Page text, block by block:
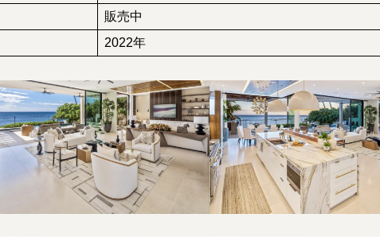
販売中
2022年